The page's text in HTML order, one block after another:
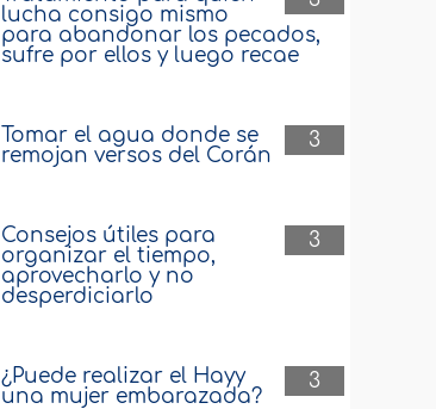
lucha consigo mismo
para abandonar los pecados,
sufre por ellos y luego recae
3
Tomar el agua donde se
remojan versos del Corán
3
Consejos útiles para
organizar el tiempo,
aprovecharlo y no
desperdiciarlo
3
¿Puede realizar el Hayy
una mujer embarazada?